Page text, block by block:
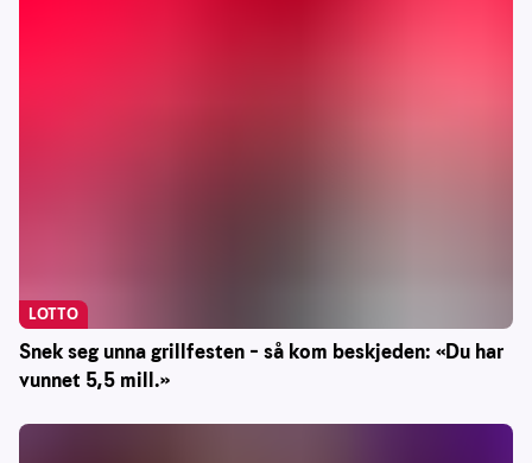
Snek seg unna grillfesten – så kom beskjeden: «Du har
vunnet 5,5 mill.»
LOTTO